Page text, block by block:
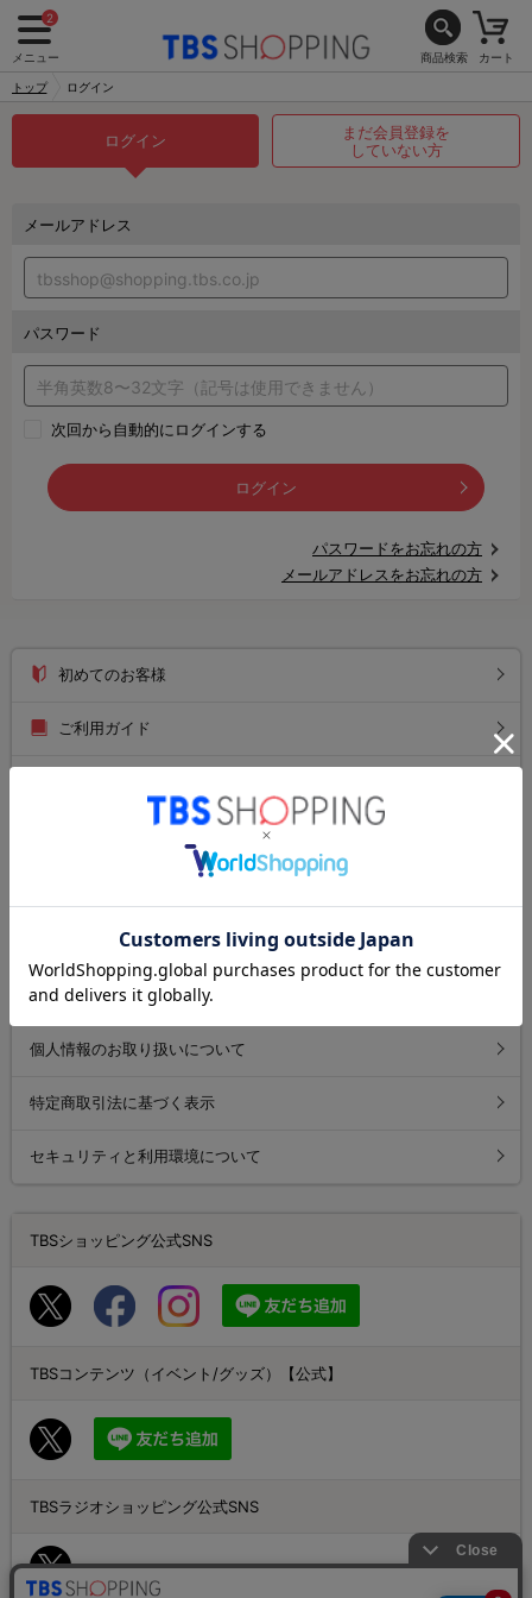
2
メニュー 商品検索 カート
トップ ログイン
ログイン
まだ会員登録を
していない方
メールアドレス
パスワード
次回から自動的にログインする
ログイン
パスワードをお忘れの方
メールアドレスをお忘れの方
初めてのお客様
ご利用ガイド
よくあるご質問
お問い合わせ
個人情報のお取り扱いについて
特定商取引法に基づく表示
セキュリティと利用環境について
TBSショッピング公式SNS
TBSコンテンツ（イベント/グッズ）【公式】
TBSラジオショッピング公式SNS